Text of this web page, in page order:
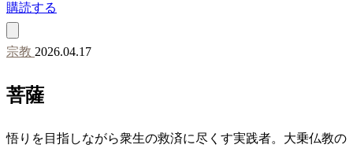
購読する
宗教 2026.04.17
菩薩
悟りを目指しながら衆生の救済に尽くす実践者。大乗仏教の